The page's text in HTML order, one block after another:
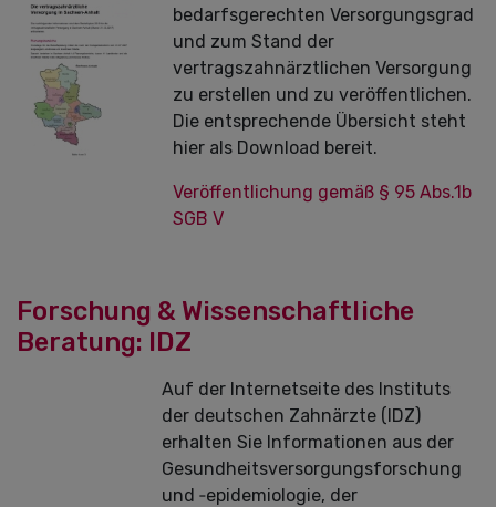
bedarfsgerechten Versorgungsgrad
und zum Stand der
vertragszahnärztlichen Versorgung
zu erstellen und zu veröffentlichen.
Die entsprechende Übersicht steht
hier als Download bereit.
Veröffentlichung gemäß § 95 Abs.1b
SGB V
Forschung & Wissenschaftliche
Beratung: IDZ
Auf der Internetseite des Instituts
der deutschen Zahnärzte (IDZ)
erhalten Sie Informationen aus der
Gesundheitsversorgungsforschung
und ‑epidemiologie, der